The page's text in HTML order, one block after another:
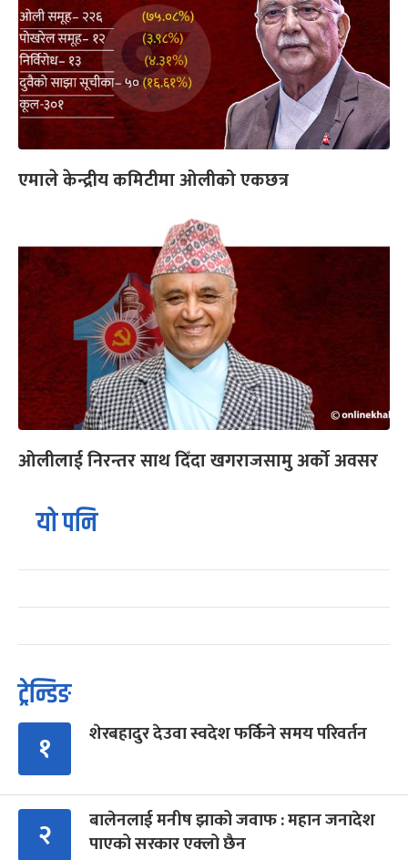
एमाले केन्द्रीय कमिटीमा ओलीको एकछत्र
ओलीलाई निरन्तर साथ दिँदा खगराजसामु अर्को अवसर
यो पनि
ट्रेन्डिङ
१ शेरबहादुर देउवा स्वदेश फर्किने समय परिवर्तन
२
बालेनलाई मनीष झाको जवाफ : महान जनादेश
पाएको सरकार एक्लो छैन